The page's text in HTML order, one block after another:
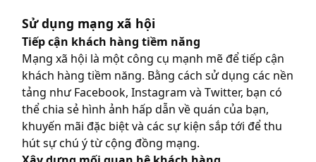
Sử dụng mạng xã hội
Tiếp cận khách hàng tiềm năng
Mạng xã hội là một công cụ mạnh mẽ để tiếp cận
khách hàng tiềm năng. Bằng cách sử dụng các nền
tảng như Facebook, Instagram và Twitter, bạn có
thể chia sẻ hình ảnh hấp dẫn về quán của bạn,
khuyến mãi đặc biệt và các sự kiện sắp tới để thu
hút sự chú ý từ cộng đồng mạng.